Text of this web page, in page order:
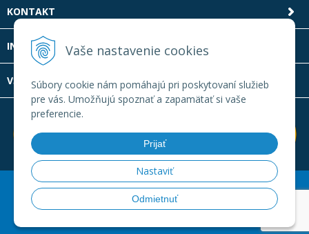
Vaše nastavenie cookies
Súbory cookie nám pomáhajú pri poskytovaní služieb
pre vás. Umožňujú spoznať a zapamätať si vaše
preferencie.
Prijať
Nastaviť
Odmietnuť
KONTAKT
INFOLINKA
VŠETKO O NÁKUPE
© 2026 Laboratornatechnika.sk •Created
e-shop Pohoda
connectorbyNextCom s.r.o.